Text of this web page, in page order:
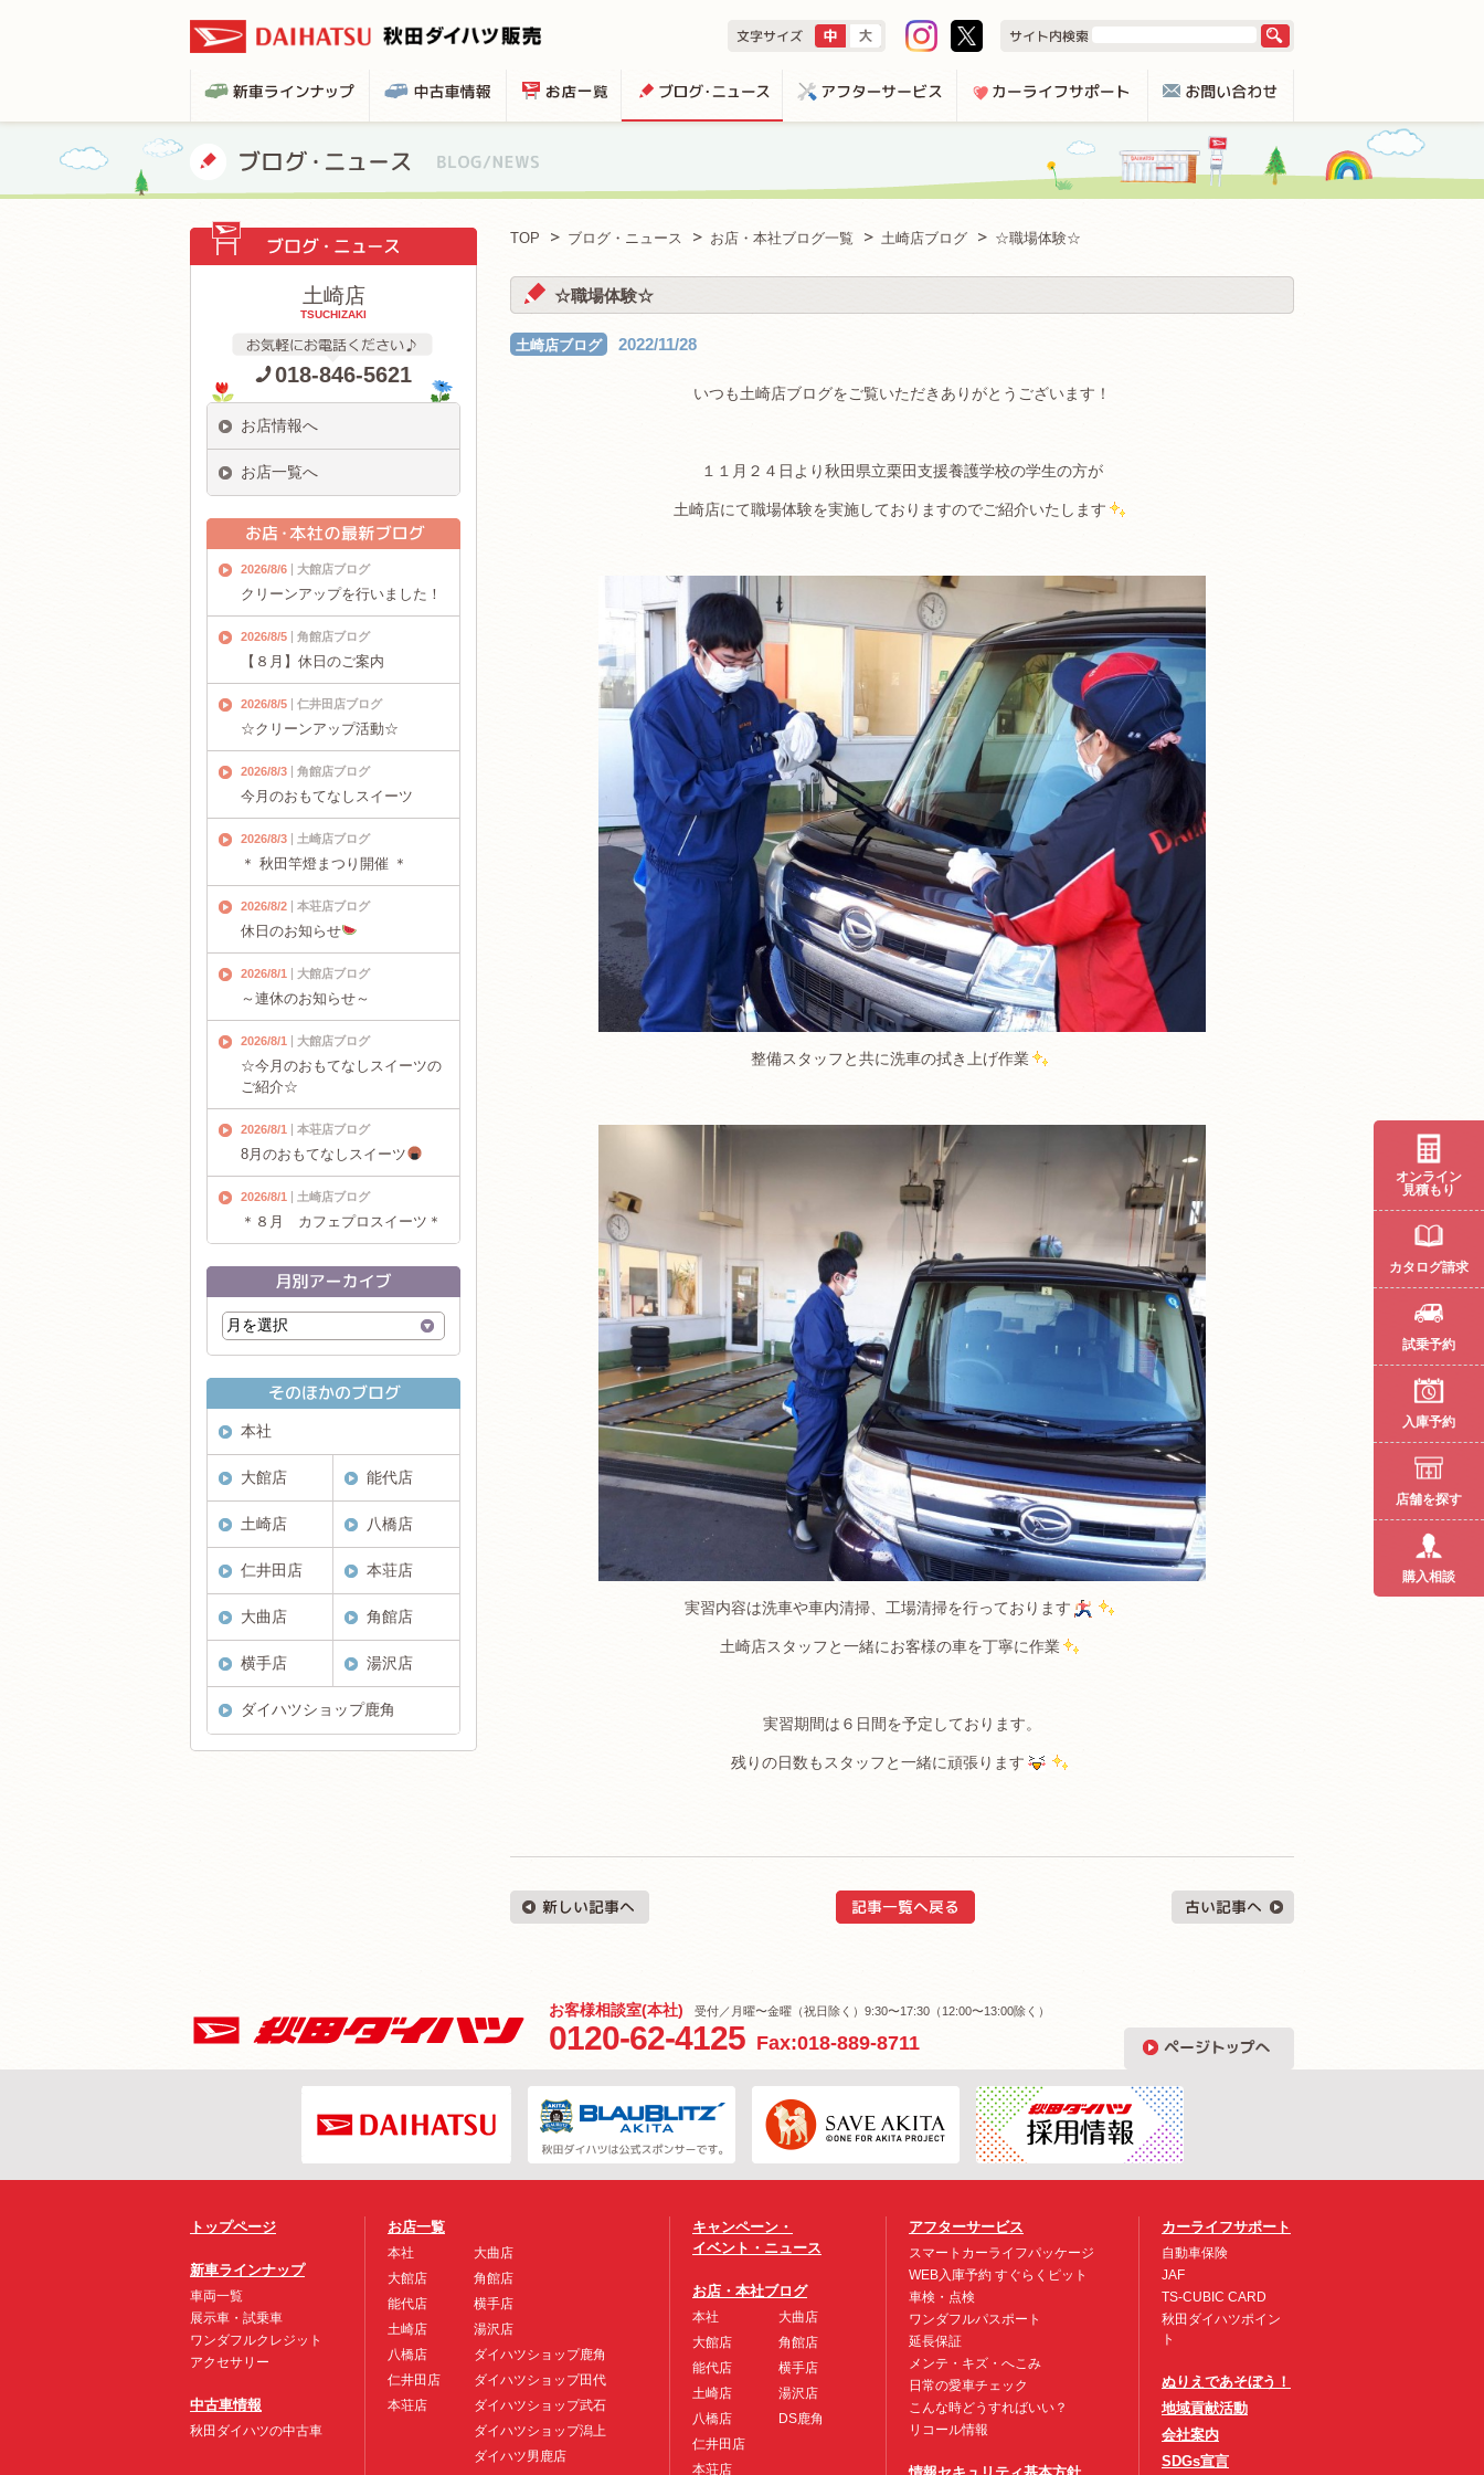
TOP ブログ・ニュース お店・本社ブログ一覧 土崎店ブログ ☆職場体験☆
☆職場体験☆
土崎店ブログ 2022/11/28
いつも土崎店ブログをご覧いただきありがとうございます！
１１月２４日より秋田県立栗田支援養護学校の学生の方が
土崎店にて職場体験を実施しておりますのでご紹介いたします
整備スタッフと共に洗車の拭き上げ作業
実習内容は洗車や車内清掃、工場清掃を行っております
土崎店スタッフと一緒にお客様の車を丁寧に作業
実習期間は６日間を予定しております。
残りの日数もスタッフと一緒に頑張ります
土崎店
TSUCHIZAKI
018-846-5621
お店情報へ
お店一覧へ
2026/8/6 大館店ブログ
クリーンアップを行いました！
2026/8/5 角館店ブログ
【８月】休日のご案内
2026/8/5 仁井田店ブログ
☆クリーンアップ活動☆
2026/8/3 角館店ブログ
今月のおもてなしスイーツ
2026/8/3 土崎店ブログ
＊ 秋田竿燈まつり開催 ＊
2026/8/2 本荘店ブログ
休日のお知らせ
2026/8/1 大館店ブログ
～連休のお知らせ～
2026/8/1 大館店ブログ
☆今月のおもてなしスイーツの
ご紹介☆
2026/8/1 本荘店ブログ
8月のおもてなしスイーツ
2026/8/1 土崎店ブログ
＊８月 カフェプロスイーツ＊
本社
大館店 能代店
土崎店 八橋店
仁井田店 本荘店
大曲店 角館店
横手店 湯沢店
ダイハツショップ鹿角
お客様相談室(本社) 受付／月曜〜金曜（祝日除く）9:30〜17:30（12:00〜13:00除く）
0120-62-4125 Fax:018-889-8711
トップページ
新車ラインナップ
車両一覧
展示車・試乗車
ワンダフルクレジット
アクセサリー
中古車情報
秋田ダイハツの中古車
お店一覧
本社
大館店
能代店
土崎店
八橋店
仁井田店
本荘店
大曲店
角館店
横手店
湯沢店
ダイハツショップ鹿角
ダイハツショップ田代
ダイハツショップ武石
ダイハツショップ潟上
ダイハツ男鹿店
キャンペーン・
イベント・ニュース
お店・本社ブログ
本社
大館店
能代店
土崎店
八橋店
仁井田店
本荘店
大曲店
角館店
横手店
湯沢店
DS鹿角
アフターサービス
スマートカーライフパッケージ
WEB入庫予約 すぐらくピット
車検・点検
ワンダフルパスポート
延長保証
メンテ・キズ・へこみ
日常の愛車チェック
こんな時どうすればいい？
リコール情報
カーライフサポート
自動車保険
JAF
TS-CUBIC CARD
秋田ダイハツポイン
ト
ぬりえであそぼう！
地域貢献活動
会社案内
SDGs宣言
オンライン
見積もり
カタログ請求
試乗予約
入庫予約
店舗を探す
購入相談